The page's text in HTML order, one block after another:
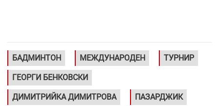
БАДМИНТОН МЕЖДУНАРОДЕН ТУРНИР
ГЕОРГИ БЕНКОВСКИ
ДИМИТРИЙКА ДИМИТРОВА ПАЗАРДЖИК